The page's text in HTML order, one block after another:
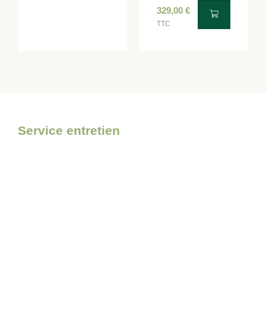
329,00 €
TTC
Service entretien